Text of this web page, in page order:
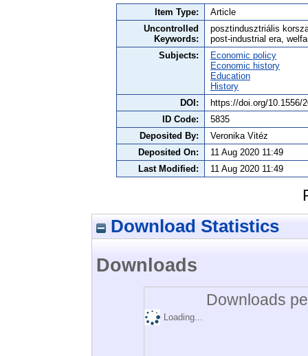
Item Type:
Article
Uncontrolled
Keywords:
posztindusztriális
post-industrial era,
Subjects:
Economic policy
Economic history
Education
History
DOI:
https://doi.org/10.1556/
ID Code:
5835
Deposited By:
Veronika Vitéz
Deposited On:
11 Aug 2020 11:49
Last Modified:
11 Aug 2020 11:49
Download Statistics
Downloads
Downloads
Loading...